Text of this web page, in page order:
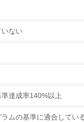
ビスにより、再生
配慮
ない
達成率140%以上
ラムの基準に適合してい